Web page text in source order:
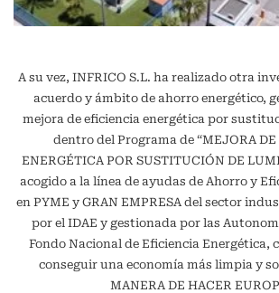
A su vez, INFRICO S.L. ha realizado otra
acuerdo y ámbito de ahorro energético,
mejora de eficiencia energética por
dentro del Programa de “MEJORA DE
ENERGÉTICA POR SUSTITUCIÓN DE
acogido a la línea de ayudas de Ahorro y
en PYME y GRAN EMPRESA del sector
por el IDAE y gestionada por las
Fondo Nacional de Eficiencia Energética,
conseguir una economía más limpia y
MANERA DE HACER